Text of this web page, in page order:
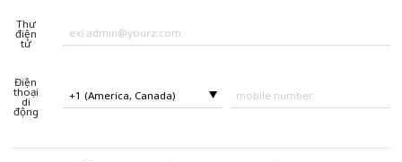
Thư
điện
tử
Điện
thoại
di
động